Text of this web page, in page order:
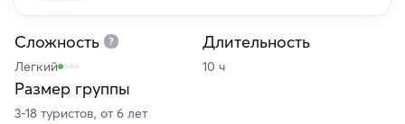
Сложность
Легкий
Длительность
10 ч
Размер группы
3-18 туристов, от 6 лет